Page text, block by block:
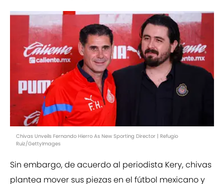
Chivas Unveils Fernando Hierro As New Sporting Director | Refugio
Ruiz/GettyImages
Sin embargo, de acuerdo al periodista Kery, chivas
plantea mover sus piezas en el fútbol mexicano y